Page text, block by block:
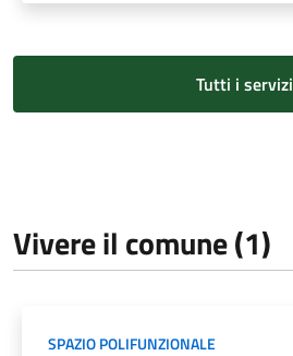
Tutti i servizi
Vivere il comune (1)
SPAZIO POLIFUNZIONALE